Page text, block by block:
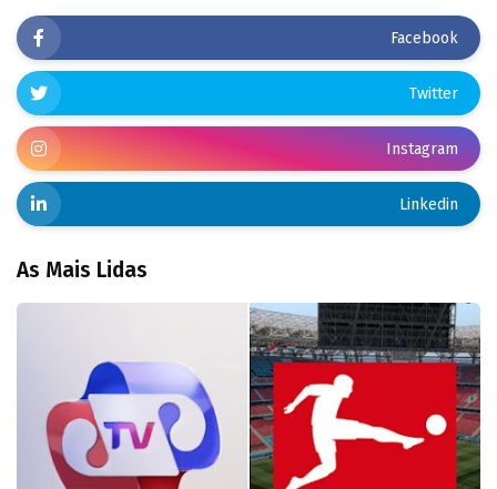
Facebook
Twitter
Instagram
Linkedin
As Mais Lidas